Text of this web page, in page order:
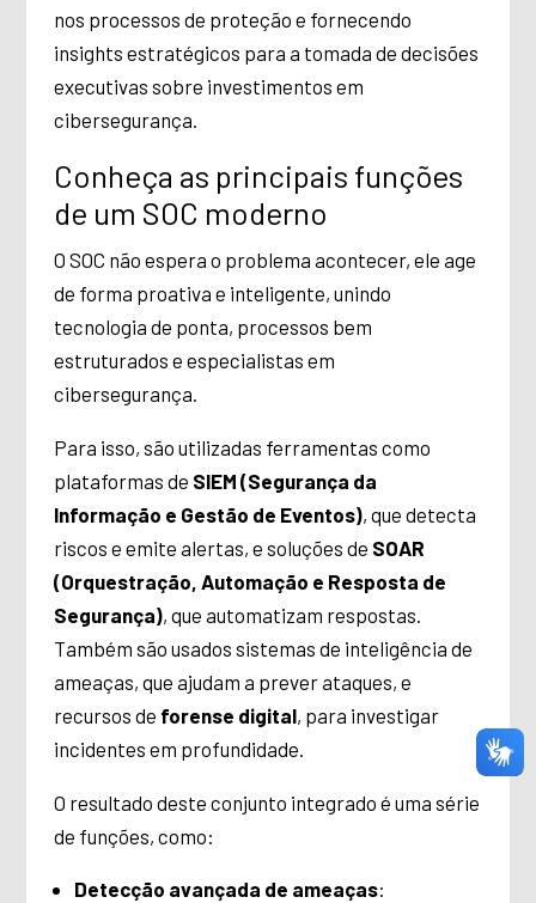
nos processos de proteção e fornecendo
insights estratégicos para a tomada de decisões
executivas sobre investimentos em
cibersegurança.
Conheça as principais funções
de um SOC moderno
O SOC não espera o problema acontecer, ele age
de forma proativa e inteligente, unindo
tecnologia de ponta, processos bem
estruturados e especialistas em
cibersegurança.
Para isso, são utilizadas ferramentas como
plataformas de SIEM (Segurança da
Informação e Gestão de Eventos), que detecta
riscos e emite alertas, e soluções de SOAR
(Orquestração, Automação e Resposta de
Segurança), que automatizam respostas.
Também são usados sistemas de inteligência de
ameaças, que ajudam a prever ataques, e
recursos de forense digital, para investigar
incidentes em profundidade.
O resultado deste conjunto integrado é uma série
de funções, como:
Detecção avançada de ameaças: